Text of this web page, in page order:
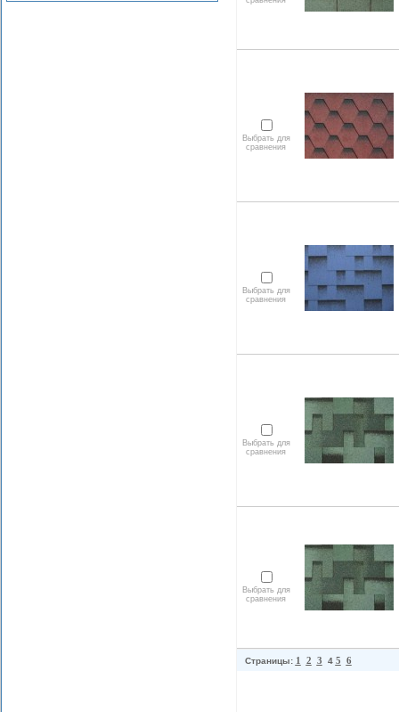
Выбрать для
сравнения
Выбрать для
сравнения
Выбрать для
сравнения
Выбрать для
сравнения
Страницы: 1 2 3 4 5 6